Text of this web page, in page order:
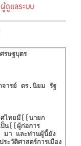
ผู้ดูแลระบบ